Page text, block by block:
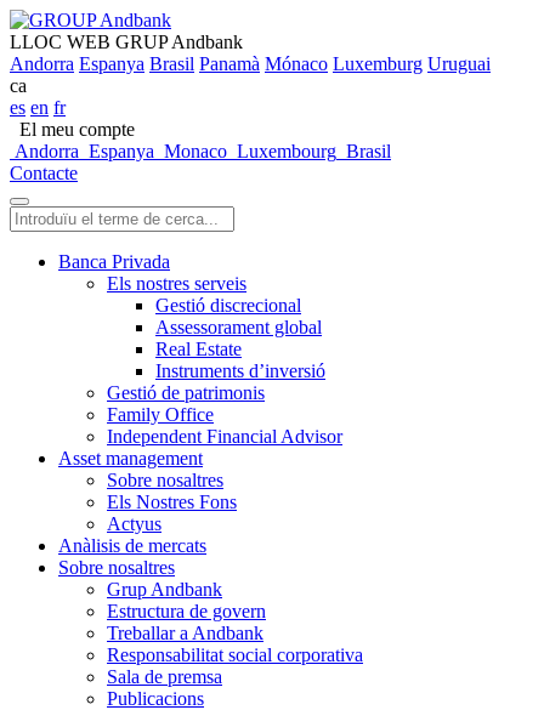
LLOC WEB GRUP Andbank
Andorra Espanya Brasil Panamà Mónaco Luxemburg Uruguai
ca
es en fr
El meu compte
Andorra Espanya Monaco Luxembourg Brasil
Contacte
Banca Privada
Els nostres serveis
Gestió discrecional
Assessorament global
Real Estate
Instruments d’inversió
Gestió de patrimonis
Family Office
Independent Financial Advisor
Asset management
Sobre nosaltres
Els Nostres Fons
Actyus
Anàlisis de mercats
Sobre nosaltres
Grup Andbank
Estructura de govern
Treballar a Andbank
Responsabilitat social corporativa
Sala de premsa
Publicacions